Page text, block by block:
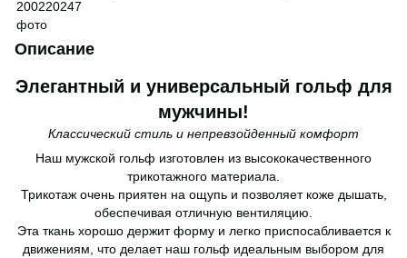
Описание
Элегантный и универсальный гольф для
мужчины!
Классический стиль и непревзойденный комфорт
Наш мужской гольф изготовлен из высококачественного
трикотажного материала.
Трикотаж очень приятен на ощупь и позволяет коже дышать,
обеспечивая отличную вентиляцию.
Эта ткань хорошо держит форму и легко приспосабливается к
движениям, что делает наш гольф идеальным выбором для